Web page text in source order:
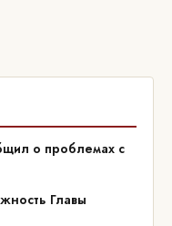
о проблемах с
Главы